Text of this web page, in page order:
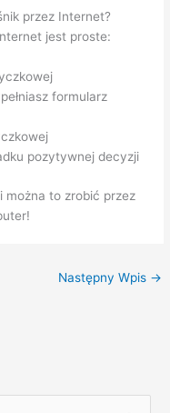
przez Internet?
jest proste:
formularz
pozytywnej decyzji
można to zrobić przez
Następny Wpis →